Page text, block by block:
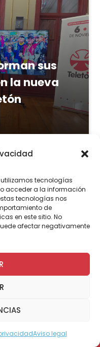
utilizamos tecnologías
acceder a la información
tecnologías nos
de
en este sitio. No
afectar negativamente
Aviso legal
sus
la nueva
Teletón
el estado
a más de